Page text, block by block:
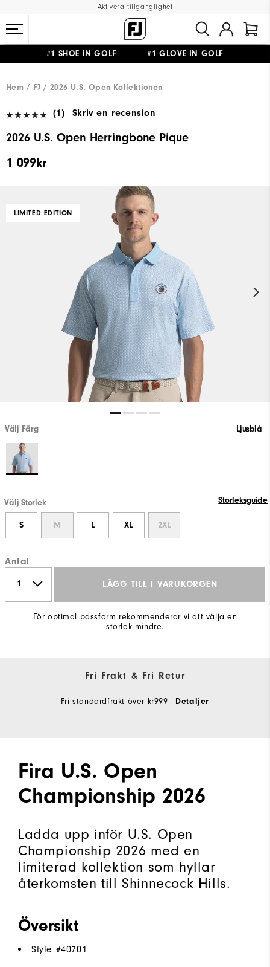
Aktivera tillgänglighet
#1 SHOE IN GOLF #1 GLOVE IN GOLF
Hem
FJ 2026 U.S. Open Kollektionen
(1) Skriv en recension
2026 U.S. Open Herringbone Pique
1 099kr
LIMITED EDITION
Välj Färg Ljusblå
Välj Storlek Storleksguide
S M L XL 2XL
Antal
LÄGG TILL I VARUKORGEN
För optimal passform rekommenderar vi att välja en
storlek mindre.
Fri Frakt & Fri Retur
Fri standardfrakt över kr999 Detaljer
Fira U.S. Open
Championship 2026
Ladda upp inför U.S. Open
Championship 2026 med en
limiterad kollektion som hyllar
återkomsten till Shinnecock Hills.
Översikt
Style #40701